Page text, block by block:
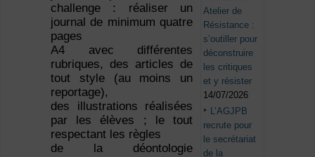
challenge : réaliser un
journal de minimum quatre
pages
A4 avec différentes
rubriques, des articles de
tout style (au moins un
reportage),
des illustrations réalisées
par les élèves ; le tout
respectant les règles
de la déontologie
Atelier de
Résistance :
s’outiller pour
déconstruire
les critiques
et y résister
14/07/2026
L’AGJPB
recrute pour
le secrétariat
de la